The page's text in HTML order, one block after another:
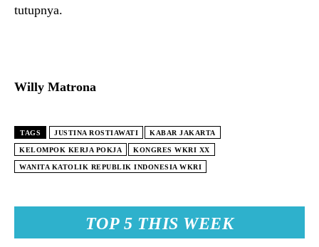
TOP 5 THIS WEEK
tutupnya.
Willy Matrona
TAGS JUSTINA ROSTIAWATI KABAR JAKARTA
KELOMPOK KERJA POKJA KONGRES WKRI XX
WANITA KATOLIK REPUBLIK INDONESIA WKRI